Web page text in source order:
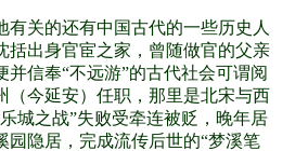
有关的还有中国古代的一些历史人
括出身官宦之家，曾随做官的父亲
并信奉“不远游”的古代社会可谓阅
（今延安）任职，那里是北宋与西
城之战”失败受牵连被贬，晚年居
园隐居，完成流传后世的“梦溪笔